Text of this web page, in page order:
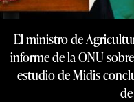
El ministro de
informe de la ONU
estudio de Midis